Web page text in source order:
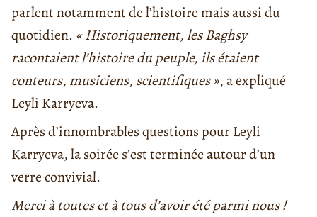
parlent notamment de l’histoire mais aussi du
quotidien. « Historiquement, les Baghsy
racontaient l’histoire du peuple, ils étaient
conteurs, musiciens, scientifiques », a expliqué
Leyli Karryeva.
Après d’innombrables questions pour Leyli
Karryeva, la soirée s’est terminée autour d’un
verre convivial.
Merci à toutes et à tous d’avoir été parmi nous !